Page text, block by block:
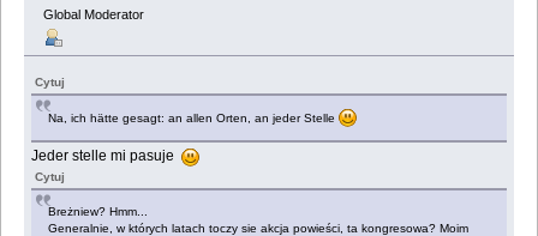
Global Moderator
Cytuj
Na, ich hätte gesagt: an allen Orten, an jeder Stelle
Jeder stelle mi pasuje
Cytuj
Breżniew? Hmm...
Generalnie, w których latach toczy sie akcja powieści, ta kongresowa? Moim